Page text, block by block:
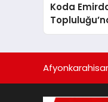
Koda
Drama’